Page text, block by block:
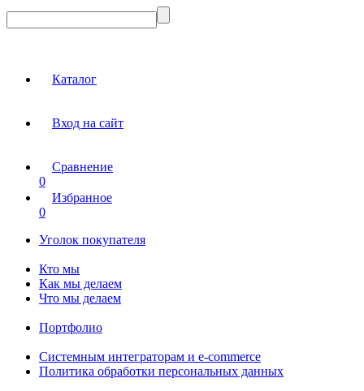
Каталог
Вход на сайт
Сравнение
0
Избранное
0
Уголок покупателя
Кто мы
Как мы делаем
Что мы делаем
Портфолио
Системным интеграторам и e-commerce
Политика обработки персональных данных